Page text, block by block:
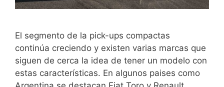
El segmento de la pick-ups compactas
continúa creciendo y existen varias marcas que
siguen de cerca la idea de tener un modelo con
estas características. En algunos paises como